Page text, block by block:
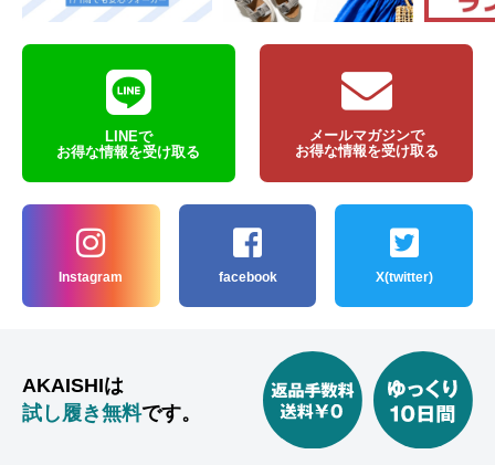
LINEで
お得な情報を受け取る
メールマガジンで
お得な情報を受け取る
Instagram facebook X(twitter)
AKAISHIは
試し履き無料です。